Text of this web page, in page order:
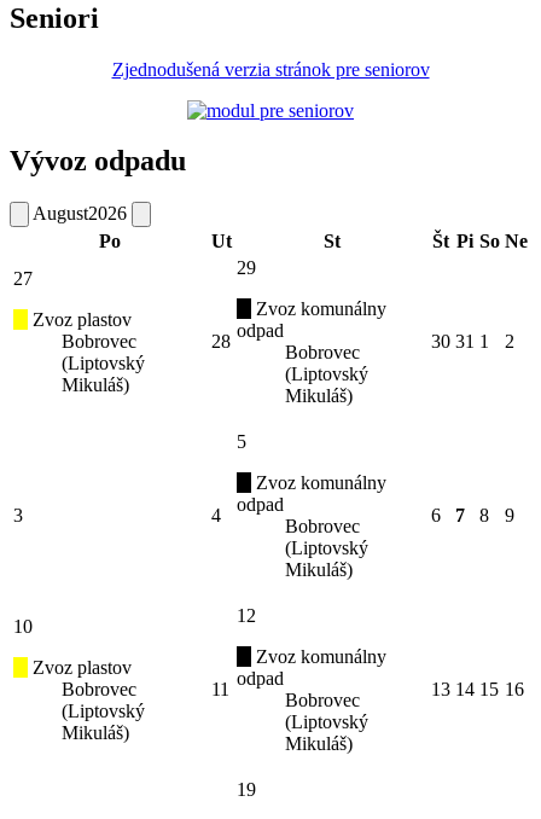
Seniori
Zjednodušená verzia stránok pre seniorov
Vývoz odpadu
August2026
Po
Ut St Št Pi So Ne
27
Zvoz plastov
Bobrovec
(Liptovský
Mikuláš)
28
29
Zvoz komunálny
odpad
Bobrovec
(Liptovský
Mikuláš)
30 31 1 2
3 4
5
Zvoz komunálny
odpad
Bobrovec
(Liptovský
Mikuláš)
6 7 8 9
10
Zvoz plastov
Bobrovec
(Liptovský
Mikuláš)
11
12
Zvoz komunálny
odpad
Bobrovec
(Liptovský
Mikuláš)
13 14 15 16
19